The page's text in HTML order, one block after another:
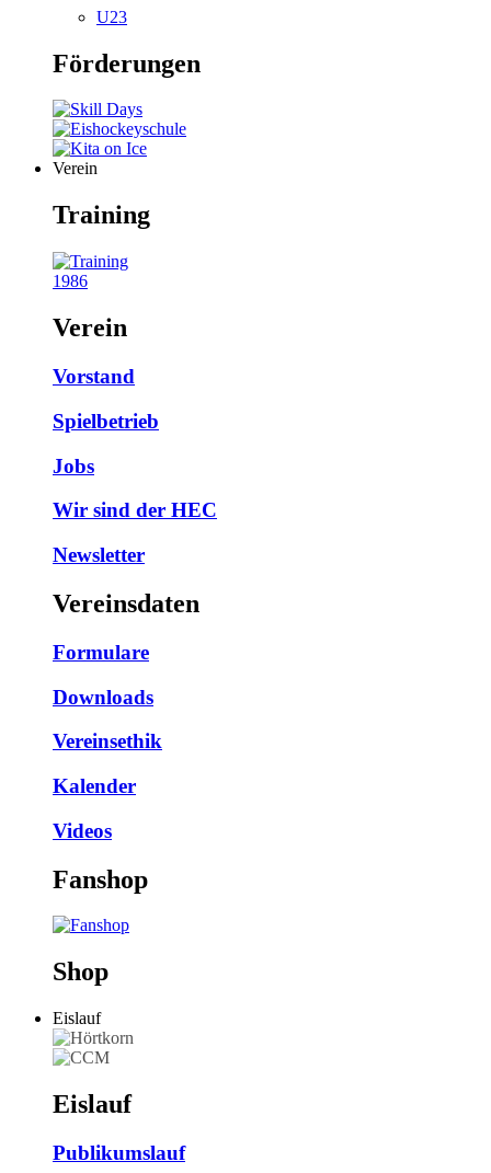
U23
Förderungen
Verein
Training
1986
Verein
Vorstand
Spielbetrieb
Jobs
Wir sind der HEC
Newsletter
Vereinsdaten
Formulare
Downloads
Vereinsethik
Kalender
Videos
Fanshop
Shop
Eislauf
Eislauf
Publikumslauf